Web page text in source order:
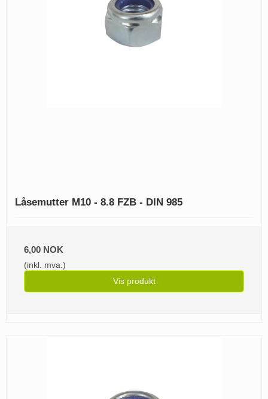
Låsemutter M10 - 8.8 FZB - DIN 985
6,00 NOK
(inkl. mva.)
Vis produkt